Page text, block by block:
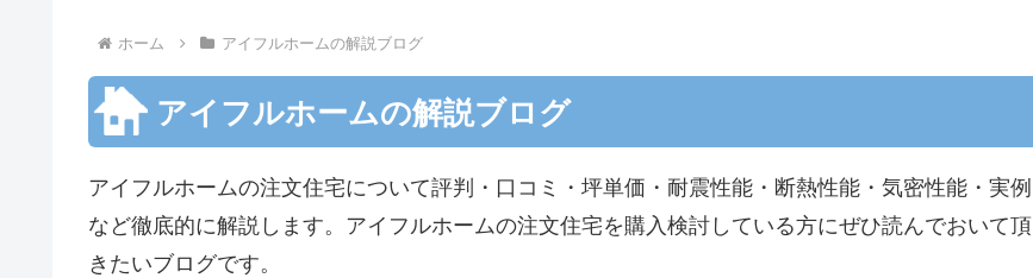
ホーム アイフルホームの解説ブログ
アイフルホームの解説ブログ
アイフルホームの注文住宅について評判・口コミ・坪単価・耐震性能・断熱性能・気密性能・実例
など徹底的に解説します。アイフルホームの注文住宅を購入検討している方にぜひ読んでおいて頂
きたいブログです。